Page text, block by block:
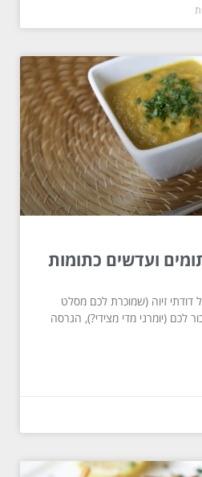
ועדשים כתומות
זיוה (שמוכרת לכם מסלט
לכם (יומרני מדי מצידי?), הגרסה